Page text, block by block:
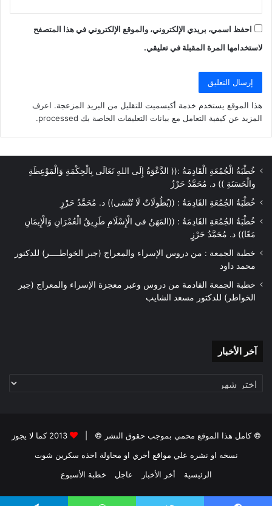
احفظ اسمي، بريدي الإلكتروني، والموقع الإلكتروني في هذا المتصفح
لاستخدامها المرة المقبلة في تعليقي.
هذا الموقع يستخدم خدمة أكيسميت للتقليل من البريد المزعجة. اعرف
المزيد عن كيفية التعامل مع بيانات التعليقات الخاصة بك processed
.
خُطْبَةُ الْجُمُعَةِ الْقَادِمَةُ :(( الدَّعْوَةُ إِلَى اللهِ تَعَالَى بِالْحِكْمَةِ وَالْمَوْعِظَةِ
والْحَسَنَةِ )) د. مُحَمَّدُ حَرْزٌ
خُطْبَةُ الجُمُعَةِ القَادِمَةُ : ((بُطُولَاتٌ لَا تُنْسَى)) د. مُحَمَّدُ حَرْزٍ
خُطْبَةُ الجُمُعَةِ القَادِمَةُ : ((المَهَنُ في الْإِسْلَامِ طَرِيقُ الْعُمْرَانِ وَالْإِيمَانِ
مَعًا)) د. مُحَمَّدُ حَرْزٍ
خطبة الجمعة : من دروس الإسراء والمعراج (جبر الخواطــــر) للدكتور
محمد داود
خطبة الجمعة القادمة من دروس وعبر معجزة الإسراء والمعراج (جبر
الخواطر) للدكتور مسعد الشايب
آخر الأخبار
© كامل هذا الموقع محمي بموجب حقوق النشر © |
2013 كما لا يجوز
نسخه او نشره علي مواقع أخري او محاولة اخذه سكرين شوت
الرئيسية
أخر الأخبار عاجل خطبة الأسبوع